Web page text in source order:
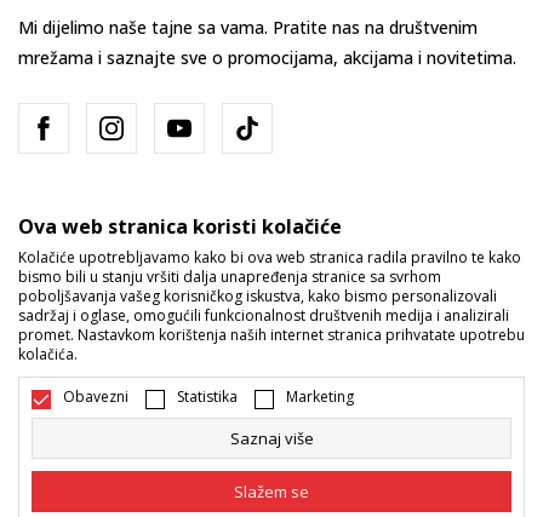
Mi dijelimo naše tajne sa vama. Pratite nas na društvenim
mrežama i saznajte sve o promocijama, akcijama i novitetima.
Bosna i Hercegovina Promijenite
Nastojimo da budemo što precizniji u opisu proizvoda, prikazu slika i
i bez grešaka. Svi artikli prikazani na sajtu su dio naše ponude i ne
Ova web stranica koristi kolačiće
Kolačiće upotrebljavamo kako bi ova web stranica radila pravilno te kako
bismo bili u stanju vršiti dalja unapređenja stranice sa svrhom
poboljšavanja vašeg korisničkog iskustva, kako bismo personalizovali
sadržaj i oglase, omogućili funkcionalnost društvenih medija i analizirali
promet. Nastavkom korištenja naših internet stranica prihvatate upotrebu
kolačića.
Obavezni Statistika Marketing
Saznaj više
Slažem se